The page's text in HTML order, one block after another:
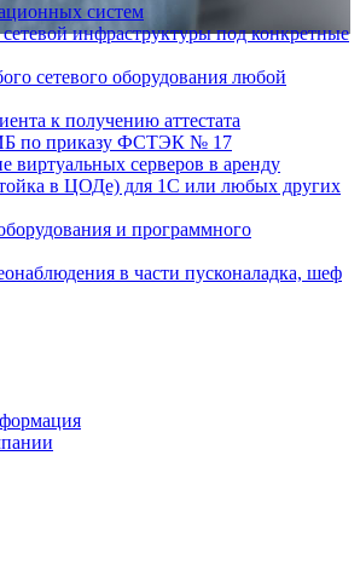
систем
инфраструктуры под конкретные
сетевого оборудования любой
к получению аттестата
ИБ по приказу ФСТЭК № 17
виртуальных серверов в аренду
в ЦОДе) для 1С или любых других
и программного
в части пусконаладка, шеф